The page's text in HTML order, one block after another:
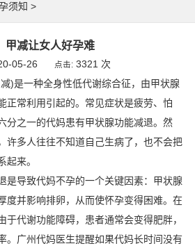
须知 >
甲减让女人好孕难
05-26 点击: 3321 次
)是一种全身性低代谢综合征，由甲状腺
正常利用引起的。常见症状是疲劳、怕
分之一的代妈患有甲状腺功能减退。然
许多人往往不知道自己生病了，也不会把
起来。
是导致代妈不孕的一个关键因素：甲状腺
度并影响排卵，从而使怀孕变得困难。在
于代谢功能障碍，患者通常会变得肥胖，
。广州代妈医生提醒如果代妈长时间没有